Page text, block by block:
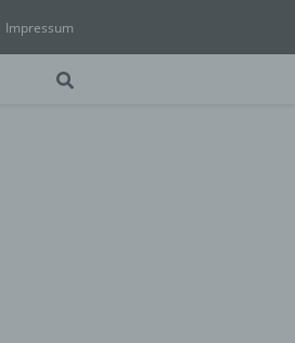
Impressum